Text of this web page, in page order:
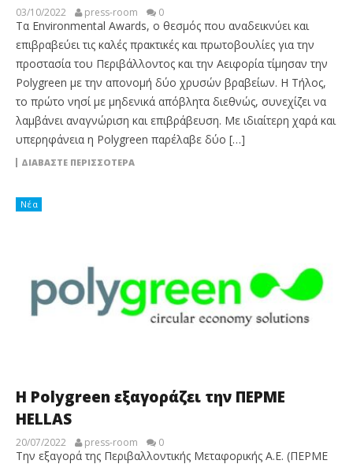
03/10/2022 press-room 0
Τα Environmental Awards, ο θεσμός που αναδεικνύει και
επιβραβεύει τις καλές πρακτικές και πρωτοβουλίες για την
προστασία του Περιβάλλοντος και την Αειφορία τίμησαν την
Polygreen με την απονομή δύο χρυσών βραβείων. Η Τήλος,
το πρώτο νησί με μηδενικά απόβλητα διεθνώς, συνεχίζει να
λαμβάνει αναγνώριση και επιβράβευση. Με ιδιαίτερη χαρά και
υπερηφάνεια η Polygreen παρέλαβε δύο […]
ΔΙΑΒΆΣΤΕ ΠΕΡΙΣΣΌΤΕΡΑ
Νέα
Η Polygreen εξαγοράζει την ΠΕΡΜΕ
HELLAS
20/07/2022 press-room 0
Την εξαγορά της Περιβαλλοντικής Μεταφορικής Α.Ε. (ΠΕΡΜΕ